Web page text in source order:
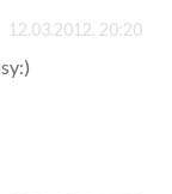
12.03.2012, 20:20